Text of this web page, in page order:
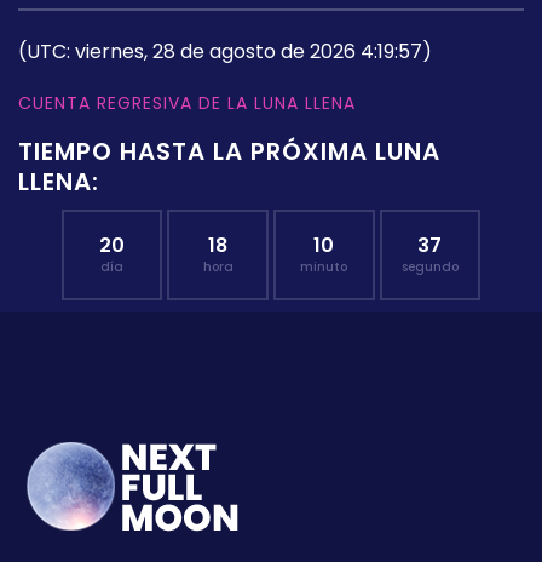
(UTC: viernes, 28 de agosto de 2026 4:19:57)
CUENTA REGRESIVA DE LA LUNA LLENA
TIEMPO HASTA LA PRÓXIMA LUNA
LLENA:
20
día
18
hora
10
minuto
36
segundo